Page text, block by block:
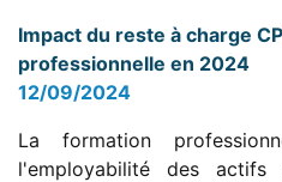
Impact du reste à charge
professionnelle en 2024
12/09/2024
La formation
l'employabilité des